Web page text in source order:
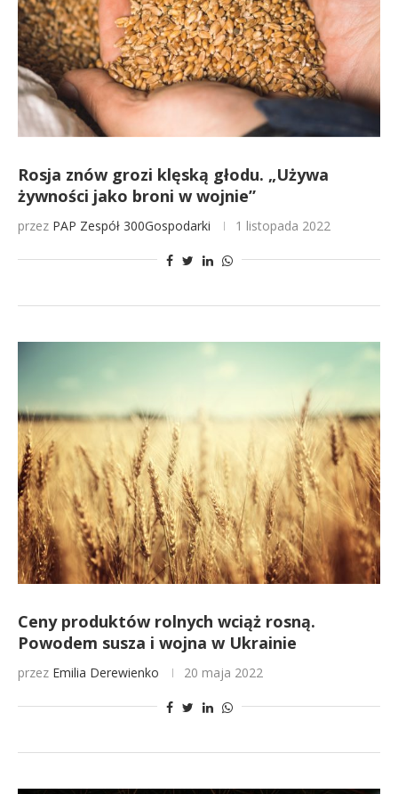
Rosja znów grozi klęską głodu. „Używa
żywności jako broni w wojnie”
przez PAP Zespół 300Gospodarki 1 listopada 2022
Ceny produktów rolnych wciąż rosną.
Powodem susza i wojna w Ukrainie
przez Emilia Derewienko 20 maja 2022